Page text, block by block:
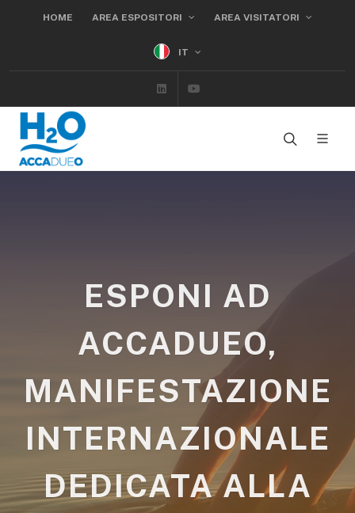
HOME AREA ESPOSITORI AREA VISITATORI
IT
Linkedin
ESPONI AD
ACCADUEO,
MANIFESTAZIONE
INTERNAZIONALE
DEDICATA ALLA